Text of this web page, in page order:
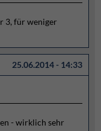
3, für weniger
25.06.2014 - 14:33
- wirklich sehr